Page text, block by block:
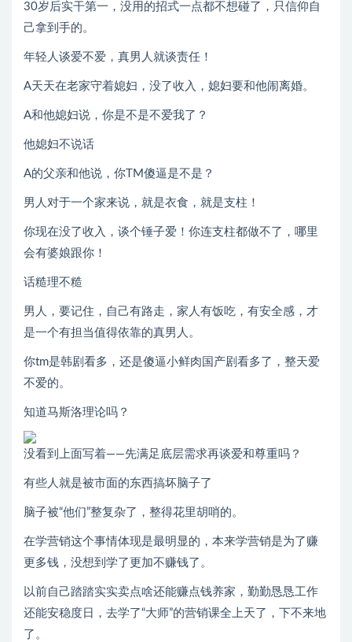
30岁后实干第一，没用的招式一点都不想碰了，只信仰自
己拿到手的。
年轻人谈爱不爱，真男人就谈责任！
A天天在老家守着媳妇，没了收入，媳妇要和他闹离婚。
A和他媳妇说，你是不是不爱我了？
他媳妇不说话
A的父亲和他说，你TM傻逼是不是？
男人对于一个家来说，就是衣食，就是支柱！
你现在没了收入，谈个锤子爱！你连支柱都做不了，哪里
会有婆娘跟你！
话糙理不糙
男人，要记住，自己有路走，家人有饭吃，有安全感，才
是一个有担当值得依靠的真男人。
你tm是韩剧看多，还是傻逼小鲜肉国产剧看多了，整天爱
不爱的。
知道马斯洛理论吗？
没看到上面写着——先满足底层需求再谈爱和尊重吗？
有些人就是被市面的东西搞坏脑子了
脑子被“他们”整复杂了，整得花里胡哨的。
在学营销这个事情体现是最明显的，本来学营销是为了赚
更多钱，没想到学了更加不赚钱了。
以前自己踏踏实实卖点啥还能赚点钱养家，勤勤恳恳工作
还能安稳度日，去学了“大师”的营销课全上天了，下不来地
了。